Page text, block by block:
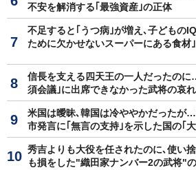
不安を解消する｢最強資産｣の正体
不足すると｢うつ病｣が増え､子どもの
ために欠かせないスーパーにある食材｣
信長を支える四天王の一人だったの
須会議｣に出席できなかった武将の哀
米国は曖昧､韓国は冷ややかだったが
市発言に｢無言の支持｣を示した国の｢
秀吉よりも大役を任されたのに､使い
も損をした"織田家ナンバー2の武将"